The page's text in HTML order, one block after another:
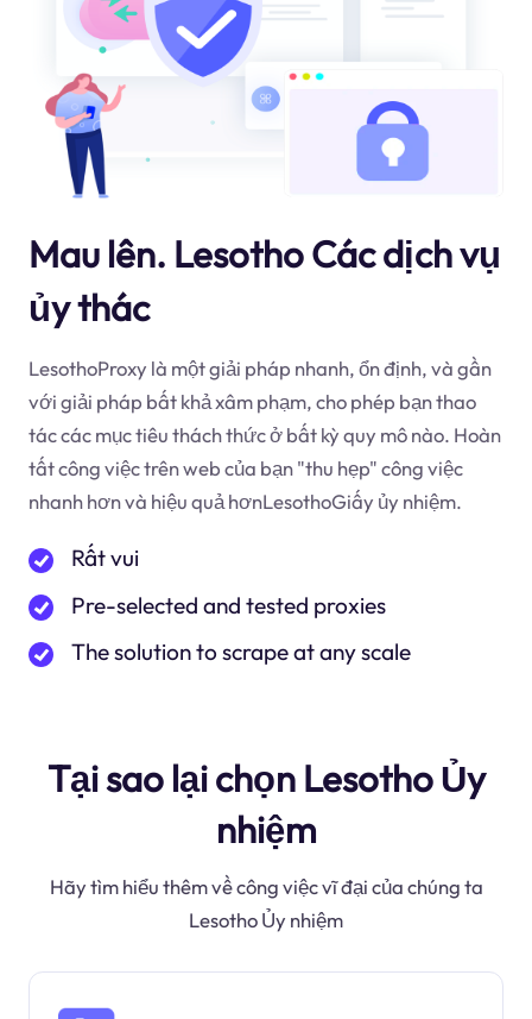
Mau lên. Lesotho Các dịch vụ
ủy thác
LesothoProxy là một giải pháp nhanh, ổn định, và gần
với giải pháp bất khả xâm phạm, cho phép bạn thao
tác các mục tiêu thách thức ở bất kỳ quy mô nào. Hoàn
tất công việc trên web của bạn "thu hẹp" công việc
nhanh hơn và hiệu quả hơnLesothoGiấy ủy nhiệm.
Rất vui
Pre-selected and tested proxies
The solution to scrape at any scale
Tại sao lại chọn Lesotho Ủy
nhiệm
Hãy tìm hiểu thêm về công việc vĩ đại của chúng ta
Lesotho Ủy nhiệm